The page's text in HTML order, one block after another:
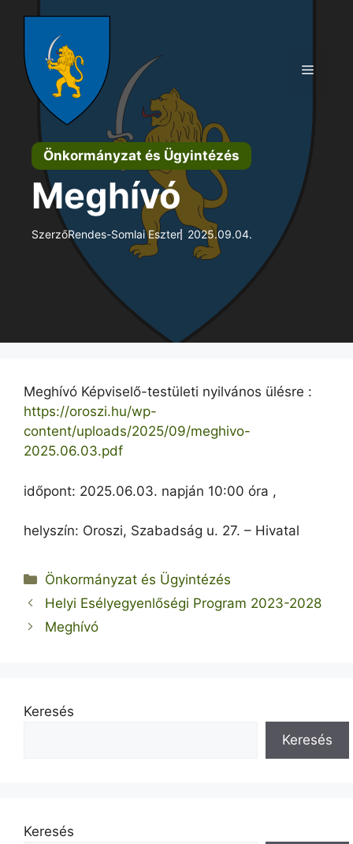
tartalomba
Menü
Önkormányzat és Ügyintézés
Meghívó
SzerzőRendes-Somlai Eszter 2025.09.04.
Meghívó Képviselő-testületi nyilvános ülésre :
https://oroszi.hu/wp-
content/uploads/2025/09/meghivo-
2025.06.03.pdf
időpont: 2025.06.03. napján 10:00 óra ,
helyszín: Oroszi, Szabadság u. 27. – Hivatal
Kategória
Önkormányzat és Ügyintézés
Helyi Esélyegyenlőségi Program 2023-2028
Meghívó
Keresés
Keresés
Keresés